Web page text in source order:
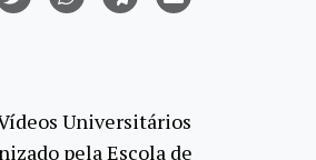
Universitários
pela Escola de